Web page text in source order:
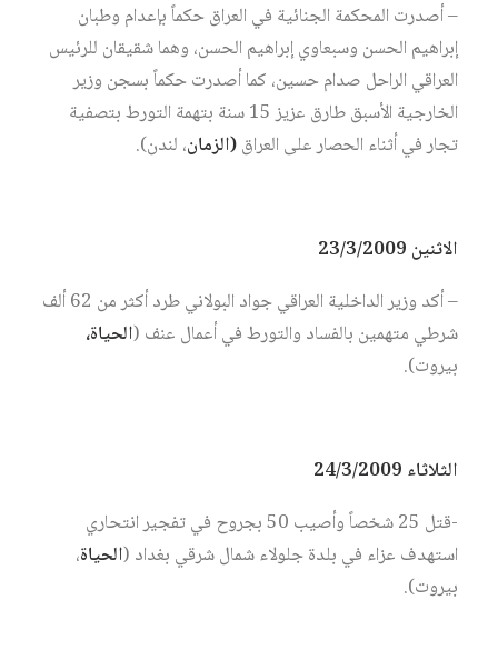
– أصدرت المحكمة الجنائية في العراق حكماً بإعدام وطبان
إبراهيم الحسن وسبعاوي إبراهيم الحسن، وهما شقيقان للرئيس
العراقي الراحل صدام حسين، كما أصدرت حكماً بسجن وزير
الخارجية الأسبق طارق عزيز 15 سنة بتهمة التورط بتصفية
تجار في أثناء الحصار على العراق(الزمان، لندن).
الاثنين 23/3/2009
– أكد وزير الداخلية العراقي جواد البولاني طرد أكثر من 62 ألف
شرطي متهمين بالفساد والتورط في أعمال عنف (الحياة،
بيروت).
الثلاثاء 24/3/2009
-قتل 25 شخصاً وأصيب 50 بجروح في تفجير انتحاري
استهدف عزاء في بلدة جلولاء شمال شرقي بغداد (الحياة،
بيروت).